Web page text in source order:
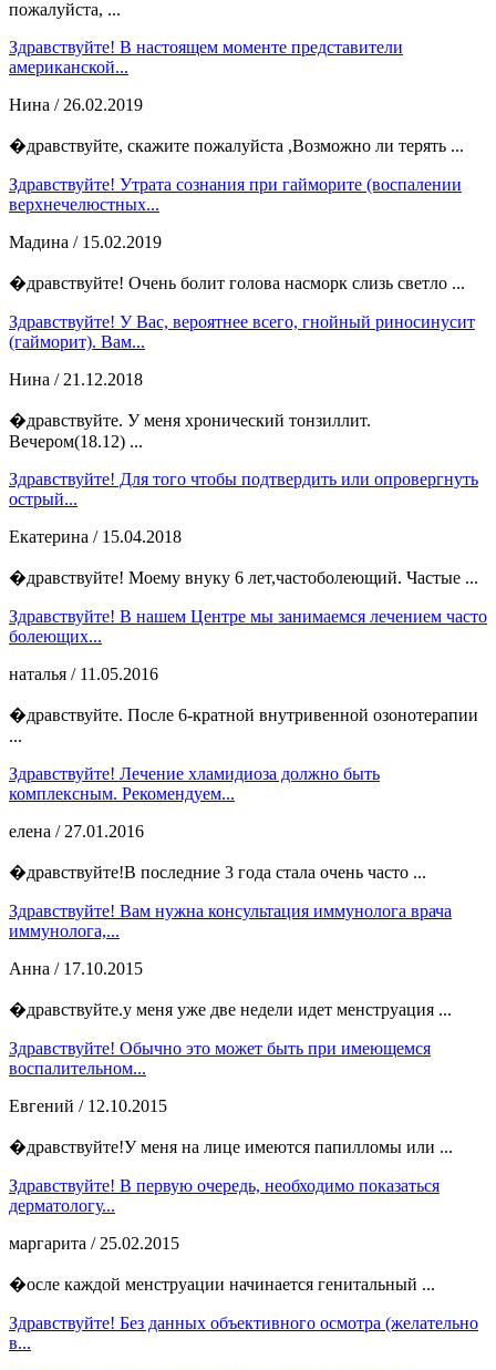
пожалуйста, ...
Здравствуйте! В настоящем моменте представители
американской...
Нина / 26.02.2019
�дравствуйте, скажите пожалуйста ,Возможно ли терять ...
Здравствуйте! Утрата сознания при гайморите (воспалении
верхнечелюстных...
Мадина / 15.02.2019
�дравствуйте! Очень болит голова насморк слизь светло ...
Здравствуйте! У Вас, вероятнее всего, гнойный риносинусит
(гайморит). Вам...
Нина / 21.12.2018
�дравствуйте. У меня хронический тонзиллит.
Вечером(18.12) ...
Здравствуйте! Для того чтобы подтвердить или опровергнуть
острый...
Екатерина / 15.04.2018
�дравствуйте! Моему внуку 6 лет,частоболеющий. Частые ...
Здравствуйте! В нашем Центре мы занимаемся лечением часто
болеющих...
наталья / 11.05.2016
�дравствуйте. После 6-кратной внутривенной озонотерапии
...
Здравствуйте! Лечение хламидиоза должно быть
комплексным. Рекомендуем...
елена / 27.01.2016
�дравствуйте!В последние 3 года стала очень часто ...
Здравствуйте! Вам нужна консультация иммунолога врача
иммунолога,...
Анна / 17.10.2015
�дравствуйте.у меня уже две недели идет менструация ...
Здравствуйте! Обычно это может быть при имеющемся
воспалительном...
Евгений / 12.10.2015
�дравствуйте!У меня на лице имеются папилломы или ...
Здравствуйте! В первую очередь, необходимо показаться
дерматологу...
маргарита / 25.02.2015
�осле каждой менструации начинается генитальный ...
Здравствуйте! Без данных объективного осмотра (желательно
в...